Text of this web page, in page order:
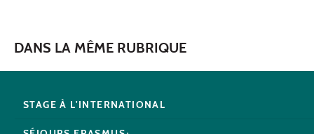
DANS LA MÊME RUBRIQUE
STAGE À L'INTERNATIONAL